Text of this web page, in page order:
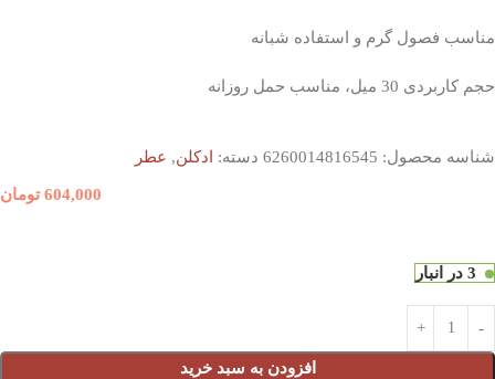
مناسب فصول گرم و استفاده شبانه
حجم کاربردی 30 میل، مناسب حمل روزانه
شناسه محصول: 6260014816545 دسته: ادکلن, عطر
604,000 تومان
3 در انبار
افزودن به سبد خرید